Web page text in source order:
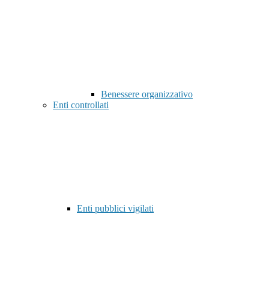
Benessere organizzativo
Enti controllati
Enti pubblici vigilati